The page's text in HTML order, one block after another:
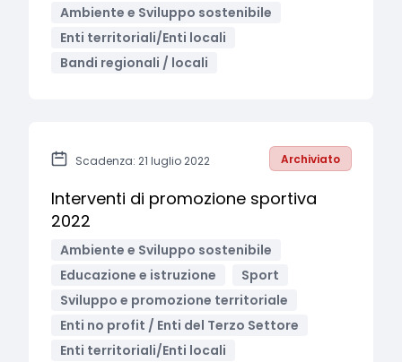
Ambiente e Sviluppo sostenibile
Enti territoriali/Enti locali
Bandi regionali / locali
Scadenza: 21 luglio 2022 Archiviato
Interventi di promozione sportiva
2022
Ambiente e Sviluppo sostenibile
Educazione e istruzione
Sport
Sviluppo e promozione territoriale
Enti no profit / Enti del Terzo Settore
Enti territoriali/Enti locali